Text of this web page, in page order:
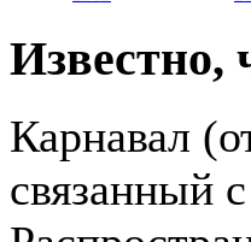
Известно,
Карнавал
связанный